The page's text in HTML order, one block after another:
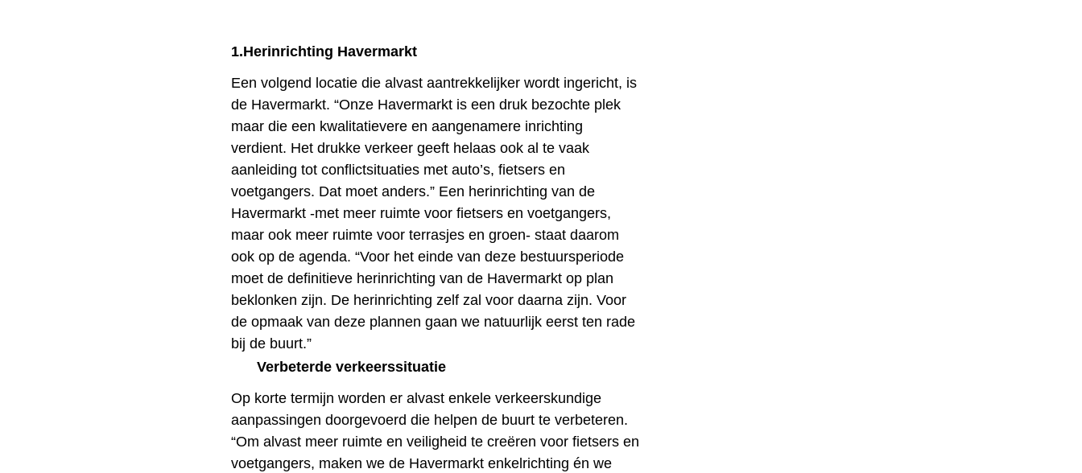
1.Herinrichting Havermarkt
Een volgend locatie die alvast aantrekkelijker wordt ingericht, is
de Havermarkt. “Onze Havermarkt is een druk bezochte plek
maar die een kwalitatievere en aangenamere inrichting
verdient. Het drukke verkeer geeft helaas ook al te vaak
aanleiding tot conflictsituaties met auto’s, fietsers en
voetgangers. Dat moet anders.” Een herinrichting van de
Havermarkt -met meer ruimte voor fietsers en voetgangers,
maar ook meer ruimte voor terrasjes en groen- staat daarom
ook op de agenda. “Voor het einde van deze bestuursperiode
moet de definitieve herinrichting van de Havermarkt op plan
beklonken zijn. De herinrichting zelf zal voor daarna zijn. Voor
de opmaak van deze plannen gaan we natuurlijk eerst ten rade
bij de buurt.”
Verbeterde verkeerssituatie
Op korte termijn worden er alvast enkele verkeerskundige
aanpassingen doorgevoerd die helpen de buurt te verbeteren.
“Om alvast meer ruimte en veiligheid te creëren voor fietsers en
voetgangers, maken we de Havermarkt enkelrichting én we